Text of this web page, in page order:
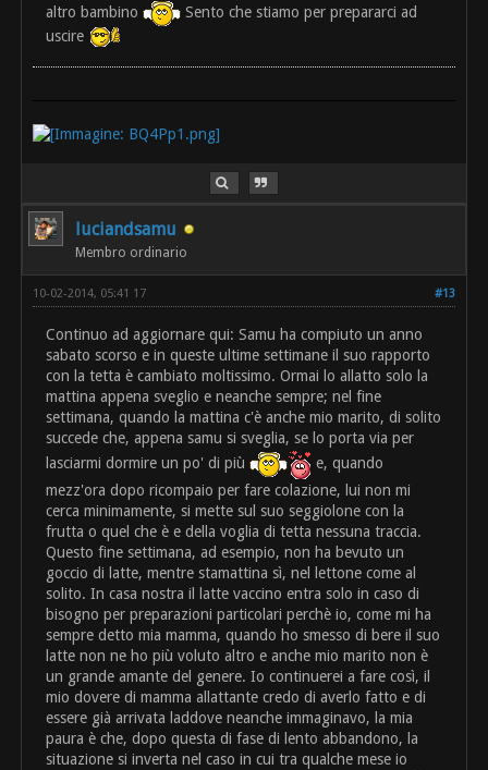
altro bambino
Sento che stiamo per prepararci ad
uscire
luciandsamu
Membro ordinario
#13
10-02-2014, 05:41 17
Continuo ad aggiornare qui: Samu ha compiuto un anno
sabato scorso e in queste ultime settimane il suo rapporto
con la tetta è cambiato moltissimo. Ormai lo allatto solo la
mattina appena sveglio e neanche sempre; nel fine
settimana, quando la mattina c'è anche mio marito, di solito
succede che, appena samu si sveglia, se lo porta via per
lasciarmi dormire un po' di più
e, quando
mezz'ora dopo ricompaio per fare colazione, lui non mi
cerca minimamente, si mette sul suo seggiolone con la
frutta o quel che è e della voglia di tetta nessuna traccia.
Questo fine settimana, ad esempio, non ha bevuto un
goccio di latte, mentre stamattina sì, nel lettone come al
solito. In casa nostra il latte vaccino entra solo in caso di
bisogno per preparazioni particolari perchè io, come mi ha
sempre detto mia mamma, quando ho smesso di bere il suo
latte non ne ho più voluto altro e anche mio marito non è
un grande amante del genere. Io continuerei a fare così, il
mio dovere di mamma allattante credo di averlo fatto e di
essere già arrivata laddove neanche immaginavo, la mia
paura è che, dopo questa di fase di lento abbandono, la
situazione si inverta nel caso in cui tra qualche mese io